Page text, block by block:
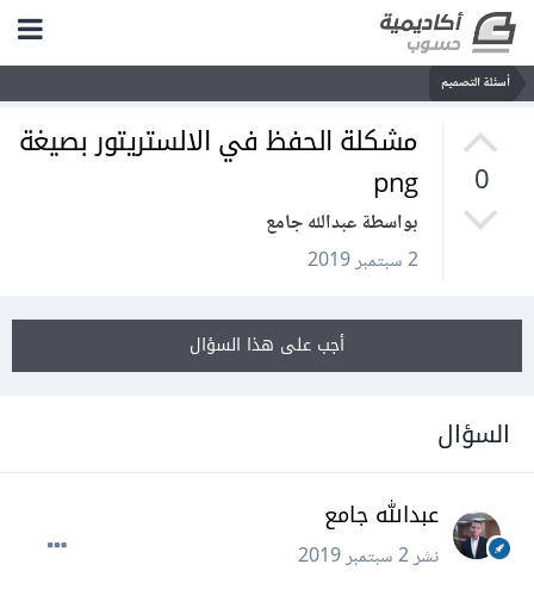
أسئلة التصميم
0
مشكلة الحفظ في الالستريتور بصيغة
png
بواسطة عبدالله جامع
2 سبتمبر 2019
أجب على هذا السؤال
السؤال
عبدالله جامع
نشر2 سبتمبر 2019